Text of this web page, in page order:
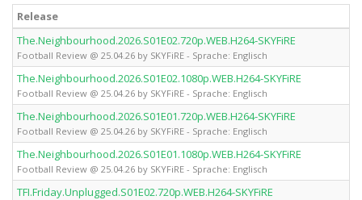
Release
The.Neighbourhood.2026.S01E02.720p.WEB.H264-SKYFiRE
Football Review @ 25.04.26 by SKYFiRE - Sprache: Englisch
The.Neighbourhood.2026.S01E02.1080p.WEB.H264-SKYFiRE
Football Review @ 25.04.26 by SKYFiRE - Sprache: Englisch
The.Neighbourhood.2026.S01E01.720p.WEB.H264-SKYFiRE
Football Review @ 25.04.26 by SKYFiRE - Sprache: Englisch
The.Neighbourhood.2026.S01E01.1080p.WEB.H264-SKYFiRE
Football Review @ 25.04.26 by SKYFiRE - Sprache: Englisch
TFI.Friday.Unplugged.S01E02.720p.WEB.H264-SKYFiRE